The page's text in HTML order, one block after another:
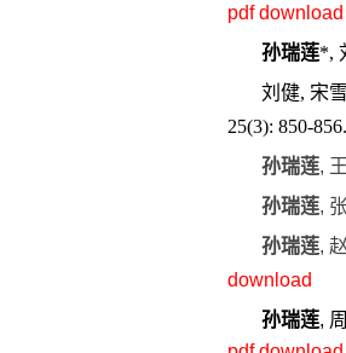
pdf download
孙瑞莲*,
刘健, 宋
25(3): 850-
孙瑞莲,
孙瑞莲,
孙瑞莲,
download
孙瑞莲,